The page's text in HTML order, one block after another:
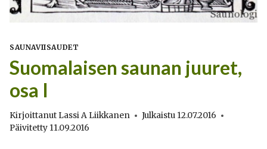
SAUNAVIISAUDET
Suomalaisen saunan juuret,
osa I
Kirjoittanut Lassi A Liikkanen Julkaistu 12.07.2016
Päivitetty 11.09.2016